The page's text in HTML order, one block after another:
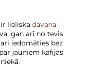
lieliska dāvana
gan arī no tevis
iedomāties bez
jauniem kafijas